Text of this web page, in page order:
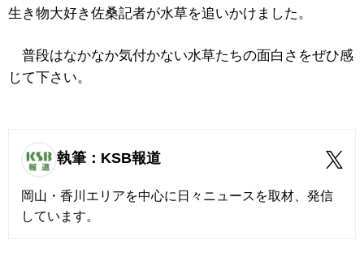
生き物大好き佐桑記者が水草を追いかけました。
普段はなかなか気付かない水草たちの面白さをぜひ感
じて下さい。
執筆：KSB報道
岡山・香川エリアを中心に日々ニュースを取材、発信
しています。